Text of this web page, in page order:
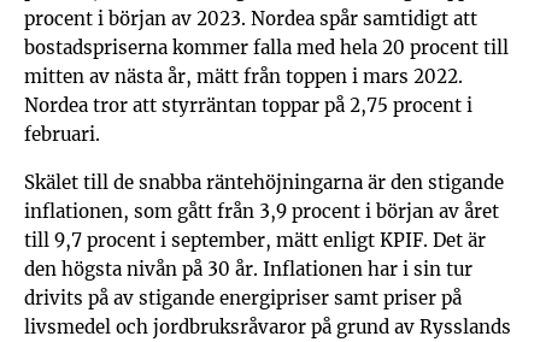
procent i början av 2023. Nordea spår samtidigt att
bostadspriserna kommer falla med hela 20 procent till
mitten av nästa år, mätt från toppen i mars 2022.
Nordea tror att styrräntan toppar på 2,75 procent i
februari.
Skälet till de snabba räntehöjningarna är den stigande
inflationen, som gått från 3,9 procent i början av året
till 9,7 procent i september, mätt enligt KPIF. Det är
den högsta nivån på 30 år. Inflationen har i sin tur
drivits på av stigande energipriser samt priser på
livsmedel och jordbruksråvaror på grund av Rysslands